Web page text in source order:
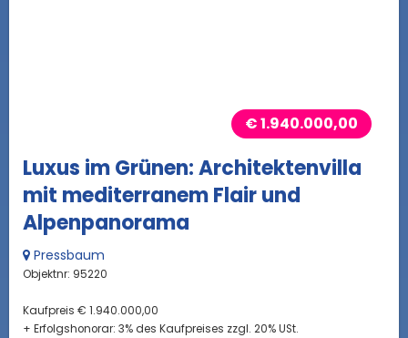
€ 1.940.000,00
Luxus im Grünen: Architektenvilla
mit mediterranem Flair und
Alpenpanorama
Pressbaum
Objektnr: 95220
Kaufpreis € 1.940.000,00
+ Erfolgshonorar: 3% des Kaufpreises zzgl. 20% USt.